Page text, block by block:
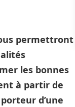
permettront
les bonnes
à partir de
d’une